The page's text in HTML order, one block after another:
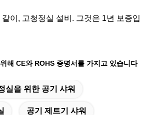
이, 고청정실 설비. 그것은 1년 보증입
해 CE와 ROHS 증명서를 가지고 있습니다
실을 위한 공기 샤워
공기 제트기 샤워